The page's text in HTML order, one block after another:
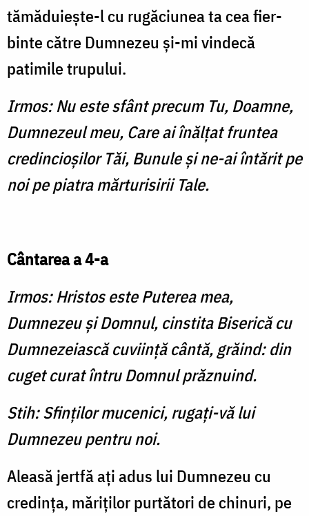
tămăduieşte-l cu rugăciunea ta cea fier­
binte către Dumnezeu şi-mi vindecă
patimile trupului.
Irmos: Nu este sfânt precum Tu, Doamne,
Dumnezeul meu, Care ai înălţat fruntea
credincioşilor Tăi, Bunule şi ne-ai întărit pe
noi pe piatra mărturisirii Tale.
Cântarea a 4-a
Irmos: Hristos este Puterea mea,
Dumnezeu şi Domnul, cinstita Biserică cu
Dumnezeiască cuviinţă cântă, grăind: din
cuget curat întru Domnul prăznuind.
Stih: Sfinţilor mucenici, rugaţi-vă lui
Dumnezeu pentru noi.
Aleasă jertfă aţi adus lui Dumnezeu cu
credinţa, măriţi­lor purtători de chinuri, pe